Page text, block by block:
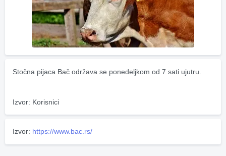
Stočna pijaca Bač održava se ponedeljkom od 7 sati ujutru.
Izvor: Korisnici
Izvor: https://www.bac.rs/